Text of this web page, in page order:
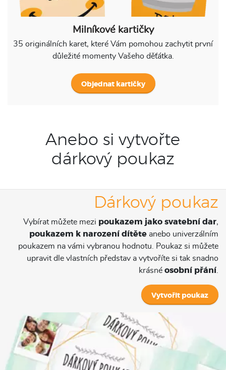
Milníkové kartičky
35 originálních karet, které Vám pomohou zachytit první
důležité momenty Vašeho děťátka.
Objednat kartičky
Anebo si vytvořte
dárkový poukaz
Dárkový poukaz
Vybírat můžete mezi poukazem jako svatební dar,
poukazem k narození dítěte anebo univerzálním
poukazem na vámi vybranou hodnotu. Poukaz si můžete
upravit dle vlastních představ a vytvoříte si tak snadno
krásné osobní přání
Vytvořit poukaz